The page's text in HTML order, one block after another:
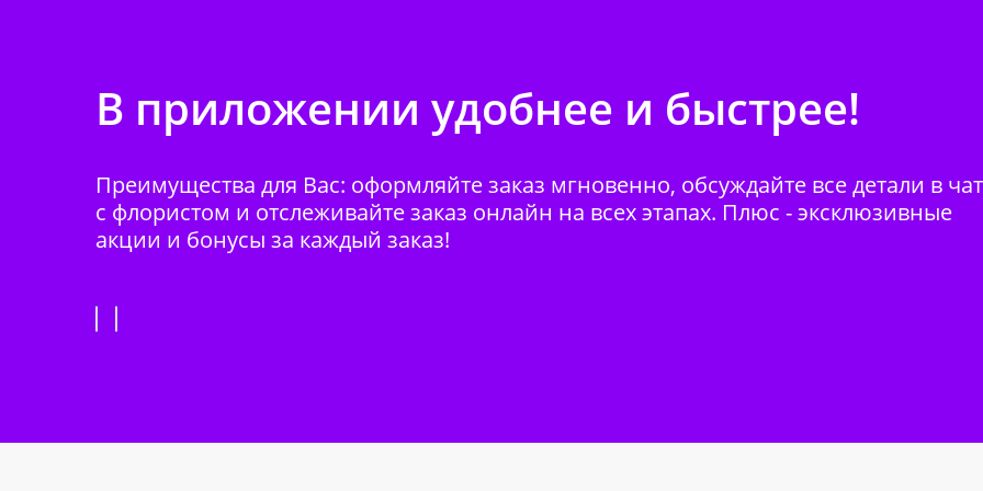
В приложении удобнее и быстрее!
Преимущества для Вас: оформляйте заказ мгновенно, обсуждайте все детали в
с флористом и отслеживайте заказ онлайн на всех этапах. Плюс - эксклюзивные
акции и бонусы за каждый заказ!